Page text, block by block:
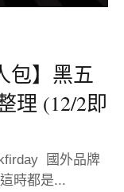
包】黑五
理 (12/2即
國外品牌
時都是...